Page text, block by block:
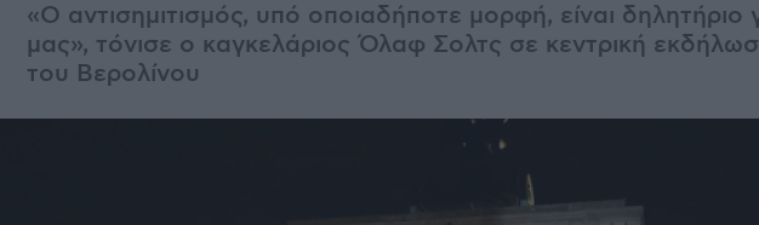
«Ο αντισημιτισμός, υπό οποιαδήποτε μορφή, είναι δηλητήριο
μας», τόνισε ο καγκελάριος Όλαφ Σολτς σε κεντρική
του Βερολίνου